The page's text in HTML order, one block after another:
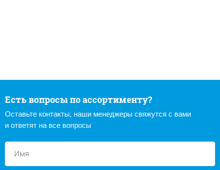
Есть вопросы по ассортименту?
Оставьте контакты, наши менеджеры свяжутся с вами
и ответят на все вопросы